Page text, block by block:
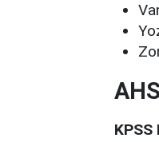
KPSS